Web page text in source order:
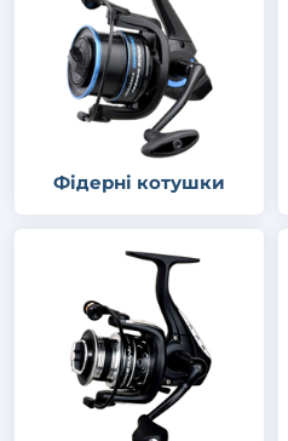
Фідерні котушки